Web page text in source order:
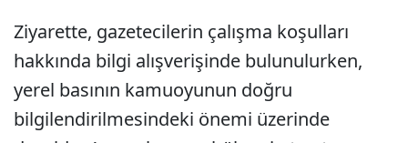
Ziyarette, gazetecilerin çalışma koşulları
hakkında bilgi alışverişinde bulunulurken,
yerel basının kamuoyunun doğru
bilgilendirilmesindeki önemi üzerinde